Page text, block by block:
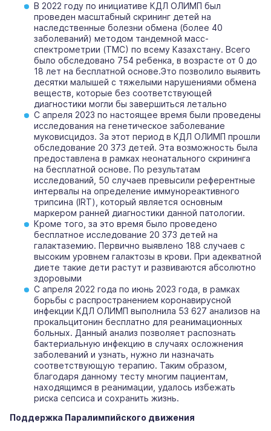
В 2022 году по инициативе КДЛ ОЛИМП был
проведен масштабный скрининг детей на
наследственные болезни обмена (более 40
заболеваний) методом тандемной масс-
спектрометрии (ТМС) по всему Казахстану. Всего
было обследовано 754 ребенка, в возрасте от 0 до
18 лет на бесплатной основе.Это позволило выявить
десятки малышей с тяжелыми нарушениями обмена
веществ, которые без соответствующей
диагностики могли бы завершиться летально
С апреля 2023 по настоящее время были проведены
исследования на генетическое заболевание
муковисцидоз. За этот период в КДЛ ОЛИМП прошли
обследование 20 373 детей. Эта возможность была
предоставлена в рамках неонатального скрининга
на бесплатной основе. По результатам
исследований, 50 случаев превысили референтные
интервалы на определение иммунореактивного
трипсина (IRT), который является основным
маркером ранней диагностики данной патологии.
Кроме того, за это время было проведено
бесплатное исследование 20 373 детей на
галактаземию. Первично выявлено 188 случаев с
высоким уровнем галактозы в крови. При адекватной
диете такие дети растут и развиваются абсолютно
здоровыми
С апреля 2022 года по июнь 2023 года, в рамках
борьбы с распространением коронавирусной
инфекции КДЛ ОЛИМП выполнила 53 627 анализов на
прокальцитонин бесплатно для реанимационных
больных. Данный анализ позволяет распознать
бактериальную инфекцию в случаях осложнения
заболеваний и узнать, нужно ли назначать
соответствующую терапию. Таким образом,
благодаря данному тесту многим пациентам,
находящимся в реанимации, удалось избежать
риска сепсиса и сохранить жизнь.
Поддержка Паралимпийского движения